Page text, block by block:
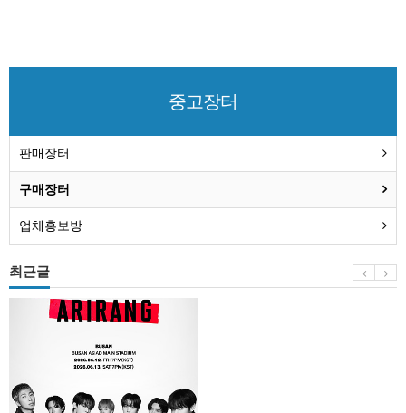
중고장터
판매장터
구매장터
업체홍보방
최근글
서